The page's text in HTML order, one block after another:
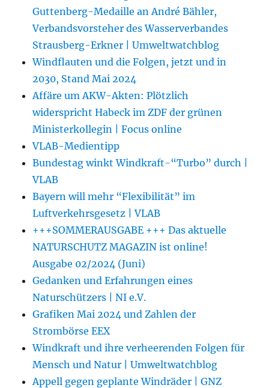
Guttenberg-Medaille an André Bähler,
Verbandsvorsteher des Wasserverbandes
Strausberg-Erkner | Umweltwatchblog
Windflauten und die Folgen, jetzt und in
2030, Stand Mai 2024
Affäre um AKW-Akten: Plötzlich
widerspricht Habeck im ZDF der grünen
Ministerkollegin | Focus online
VLAB-Medientipp
Bundestag winkt Windkraft-“Turbo” durch |
VLAB
Bayern will mehr “Flexibilität” im
Luftverkehrsgesetz | VLAB
+++SOMMERAUSGABE +++ Das aktuelle
NATURSCHUTZ MAGAZIN ist online!
Ausgabe 02/2024 (Juni)
Gedanken und Erfahrungen eines
Naturschützers | NI e.V.
Grafiken Mai 2024 und Zahlen der
Strombörse EEX
Windkraft und ihre verheerenden Folgen für
Mensch und Natur | Umweltwatchblog
Appell gegen geplante Windräder | GNZ